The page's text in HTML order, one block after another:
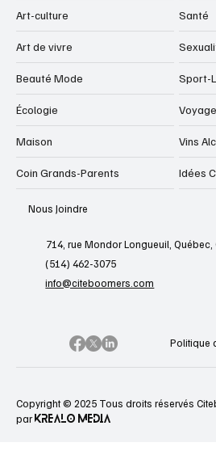
Art-culture
Art de vivre
Beauté Mode
Écologie
Maison
Coin Grands-Parents
Santé
Sport-
Vins
Idées
Nous Joindre
714, rue Mondor Longueuil, Québec,
(514) 462-3075
info@citeboomers.com
Politique
Copyright © 2025 Tous droits réservés
par KREALO MEDIA